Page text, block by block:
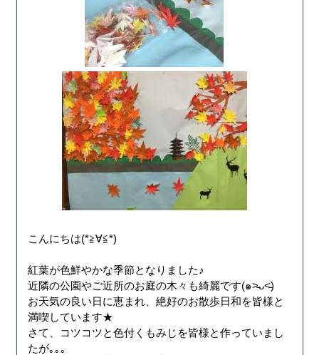
こんにちは(*≧∀≦*)
紅葉が色鮮やかな季節となりました♪
近隣の公園やご近所のお庭の木々も綺麗です(๑˃̵ᴗ˂̵)
お天気の良い日に恵まれ、絶好のお散歩日和を皆様と
満喫しています★
さて、コツコツと色付くもみじを皆様と作っていまし
たが｡｡｡